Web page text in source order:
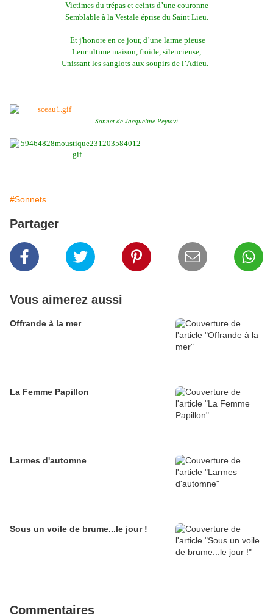
Victimes du trépas et ceints d’une couronne
Semblable à la Vestale éprise du Saint Lieu.
Et j'honore en ce jour, d’une larme pieuse
Leur ultime maison, froide, silencieuse,
Unissant les sanglots aux soupirs de l’Adieu.
Sonnet de Jacqueline Peytavi
#Sonnets
Partager
Vous aimerez aussi
Offrande à la mer
La Femme Papillon
Larmes d'automne
Sous un voile de brume...le jour !
Commentaires